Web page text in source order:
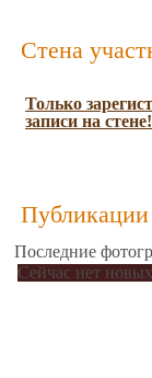
Стена
Только
записи на стене!
Публикации
Последние
Сейчас нет